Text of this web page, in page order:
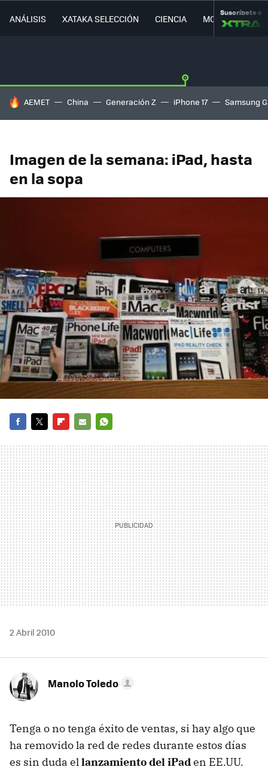
ANÁLISIS XATAKA SELECCIÓN CIENCIA MOVILIDAD
Suscríbete a
HOY SE HABLA DE
AEMET China Generación Z iPhone 17 Samsung
Imagen de la semana: iPad, hasta
en la sopa
MAIL
2 Abril 2010
Manolo Toledo
Tenga o no tenga éxito de ventas, si hay algo que
ha removido la red de redes durante estos días
es sin duda ellanzamiento del iPaden EE.UU.